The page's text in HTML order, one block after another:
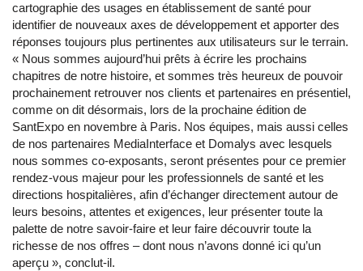
cartographie des usages en établissement de santé pour
identifier de nouveaux axes de développement et apporter des
réponses toujours plus pertinentes aux utilisateurs sur le terrain.
« Nous sommes aujourd’hui prêts à écrire les prochains
chapitres de notre histoire, et sommes très heureux de pouvoir
prochainement retrouver nos clients et partenaires en présentiel,
comme on dit désormais, lors de la prochaine édition de
SantExpo en novembre à Paris. Nos équipes, mais aussi celles
de nos partenaires MediaInterface et Domalys avec lesquels
nous sommes co-exposants, seront présentes pour ce premier
rendez-vous majeur pour les professionnels de santé et les
directions hospitalières, afin d’échanger directement autour de
leurs besoins, attentes et exigences, leur présenter toute la
palette de notre savoir-faire et leur faire découvrir toute la
richesse de nos offres – dont nous n’avons donné ici qu’un
aperçu », conclut-il.